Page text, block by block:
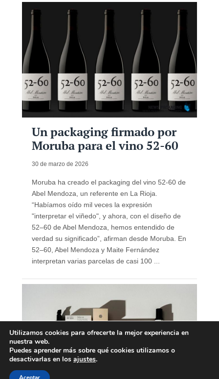
Un packaging firmado por
Moruba para el vino 52-60
30 de marzo de 2026
Moruba ha creado el packaging del vino 52-60 de
Abel Mendoza, un referente en La Rioja.
“Habíamos oído mil veces la expresión
"interpretar el viñedo", y ahora, con el diseño de
52–60 de Abel Mendoza, hemos entendido de
verdad su significado”, afirman desde Moruba. En
52–60, Abel Mendoza y Maite Fernández
interpretan varias parcelas de casi 100 ...
Utilizamos cookies para ofrecerte la mejor experiencia en
nuestra web.
Puedes aprender más sobre qué cookies utilizamos o
desactivarlas en los ajustes.